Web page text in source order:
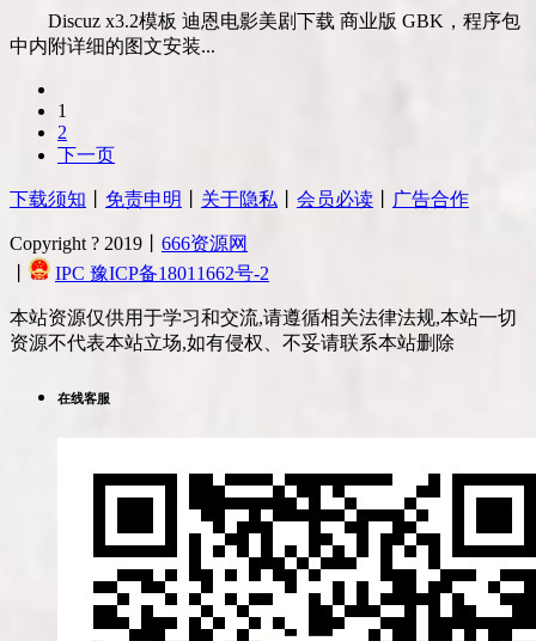
Discuz x3.2模板 迪恩电影美剧下载 商业版 GBK，程序包
中内附详细的图文安装...
1
2
下一页
下载须知 免责申明 关于隐私 会员必读 广告合作
Copyright ? 2019丨 666资源网
IPC 豫ICP备18011662号-2
本站资源仅供用于学习和交流,请遵循相关法律法规,本站一切
资源不代表本站立场,如有侵权、不妥请联系本站删除
在线客服